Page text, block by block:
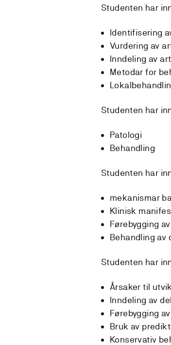
Studenten har
Identifisering
Vurdering av
Inndeling av
Metodar for
Studenten har
Patologi
Behandling
Studenten har
mekanismar
Klinisk
Førebygging
Behandling av
Studenten har
Årsaker til
Inndeling av
Førebygging
Bruk av
Konservativ